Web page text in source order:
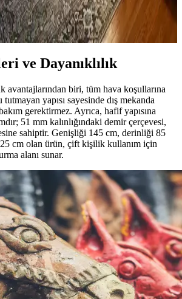
mobilya yerleşimi, renk uyumu, aydınlatma
fonksiyonelliği ve estetiği artırılır.
dengeli ve sıcak bir hale gelir.
ve Dayanıklılık
avantajlarından biri, tüm hava koşullarına
tutmayan yapısı sayesinde dış mekanda
gerektirmez. Ayrıca, hafif yapısına
51 mm kalınlığındaki demir çerçevesi,
sahiptir. Genişliği 145 cm, derinliği 85
cm olan ürün, çift kişilik kullanım için
alanı sunar.